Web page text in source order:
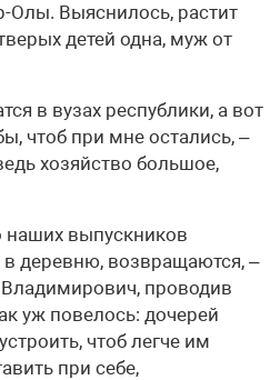
Олы. Выяснилось, растит
детей одна, муж от
в вузах республики, а вот
чтоб при мне остались, –
хозяйство большое,
наших выпускников
деревню, возвращаются, –
проводив
уж повелось: дочерей
чтоб легче им
при себе,